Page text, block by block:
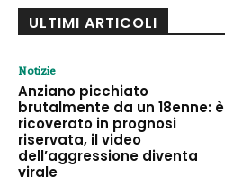
ULTIMI ARTICOLI
Notizie
Anziano picchiato
brutalmente da un 18enne: è
ricoverato in prognosi
riservata, il video
dell’aggressione diventa
virale